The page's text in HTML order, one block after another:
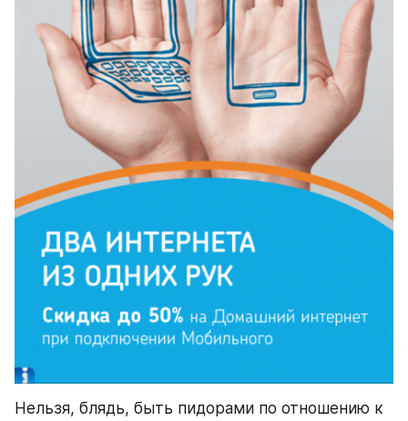
Нельзя, блядь, быть пидорами по отношению к